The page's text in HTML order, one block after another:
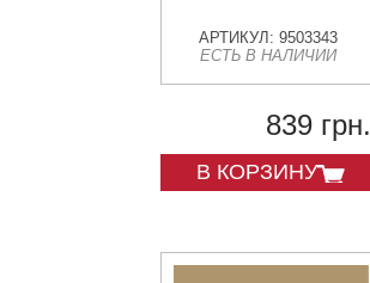
АРТИКУЛ: 9503343
ЕСТЬ В НАЛИЧИИ
839 грн.
В КОРЗИНУ